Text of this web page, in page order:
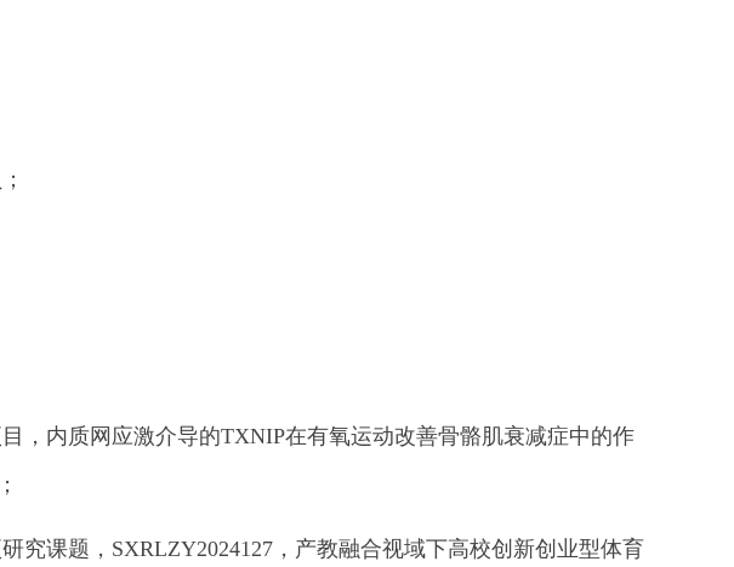
，内质网应激介导的TXNIP在有氧运动改善骨骼肌衰减症中的作
究课题，SXRLZY2024127，产教融合视域下高校创新创业型体育